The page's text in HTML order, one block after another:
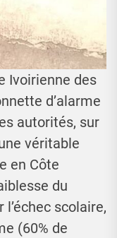
Ivoirienne des
d’alarme
autorités, sur
véritable
en Côte
du
scolaire,
(60% de